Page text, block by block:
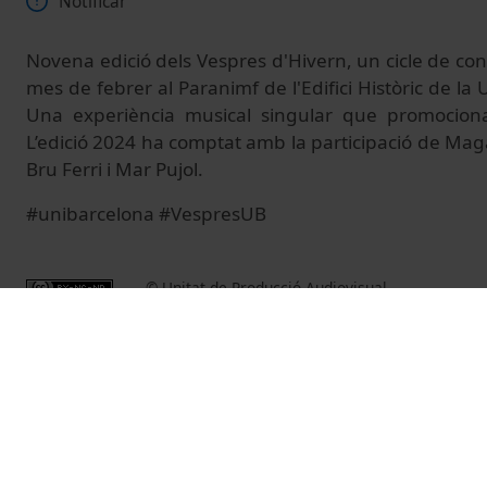
Novena edició dels Vespres d'Hivern, un cicle de
mes de febrer al Paranimf de l'Edifici Històric de la
Una experiència musical singular que
L’edició 2024 ha comptat amb la participació de
Bru Ferri i Mar Pujol.
#unibarcelona #VespresUB
© Unitat de Producció Audiovisual